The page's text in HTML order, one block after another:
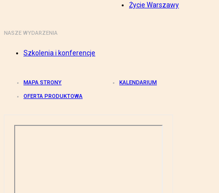
Życie Warszawy
NASZE WYDARZENIA
Szkolenia i konferencje
MAPA STRONY KALENDARIUM
OFERTA PRODUKTOWA